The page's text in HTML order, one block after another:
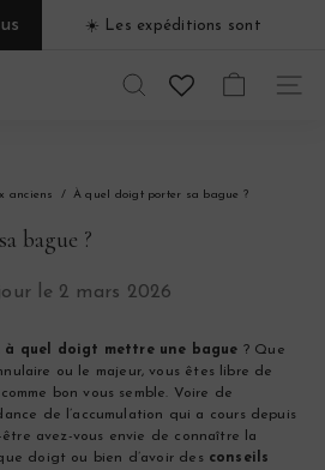
☀️​ Les expéditions sont
RECHERCHER
anciens À quel doigt porter sa bague ?
bague ?
le 2 mars 2026
à quel doigt mettre une bague ? Que
ou le majeur, vous êtes libre de
bon vous semble. Voire de
de l’accumulation qui a cours depuis
être avez-vous envie de connaître la
doigt ou bien d’avoir des conseils